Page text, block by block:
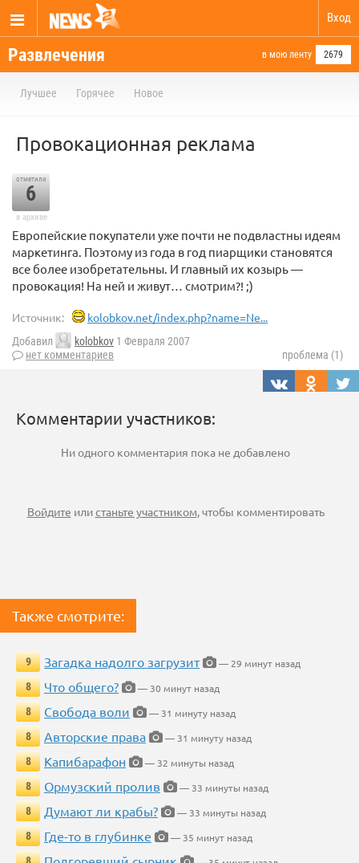
Вход
Развлечения в мою ленту 2679
Лучшее Горячее Новое
Провокационная реклама
отметили
6
в архиве
Европейские покупатели уже почти не подвластны идеям
маркетинга. Поэтому из года в год пиарщики становятся
все более изобретательны. И главный их козырь —
провокация! На ней и живут… смотрим?! ;)
Источник: kolobkov.net/index.php?name=Ne...
Добавил kolobkov 1 Февраля 2007
нет комментариев
проблема (1)
Комментарии участников:
Ни одного комментария пока не добавлено
Войдите илистаньте участником, чтобы комментировать
Также смотрите:
9 Загадка надолго загрузит
— 29 минут назад
8
Что общего?
— 30 минут назад
8
Свобода воли
— 31 минуту назад
8
Авторские права
— 31 минуту назад
8
Капибарафон
— 32 минуты назад
8
Ормузский пролив
— 33 минуты назад
8
Думают ли крабы?
— 33 минуты назад
8
Где-то в глубинке
— 35 минут назад